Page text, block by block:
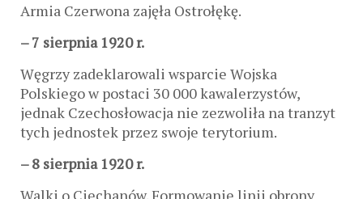
Armia Czerwona zajęła Ostrołękę.
– 7 sierpnia 1920 r.
Węgrzy zadeklarowali wsparcie Wojska
Polskiego w postaci 30 000 kawalerzystów,
jednak Czechosłowacja nie zezwoliła na tranzyt
tych jednostek przez swoje terytorium.
– 8 sierpnia 1920 r.
Walki o Ciechanów. Formowanie linii obrony